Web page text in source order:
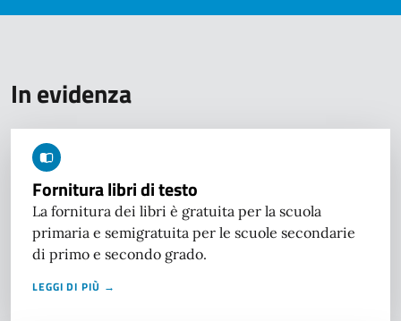
In evidenza
Fornitura libri di testo
La fornitura dei libri è gratuita per la scuola
primaria e semigratuita per le scuole secondarie
di primo e secondo grado.
LEGGI DI PIÙ →